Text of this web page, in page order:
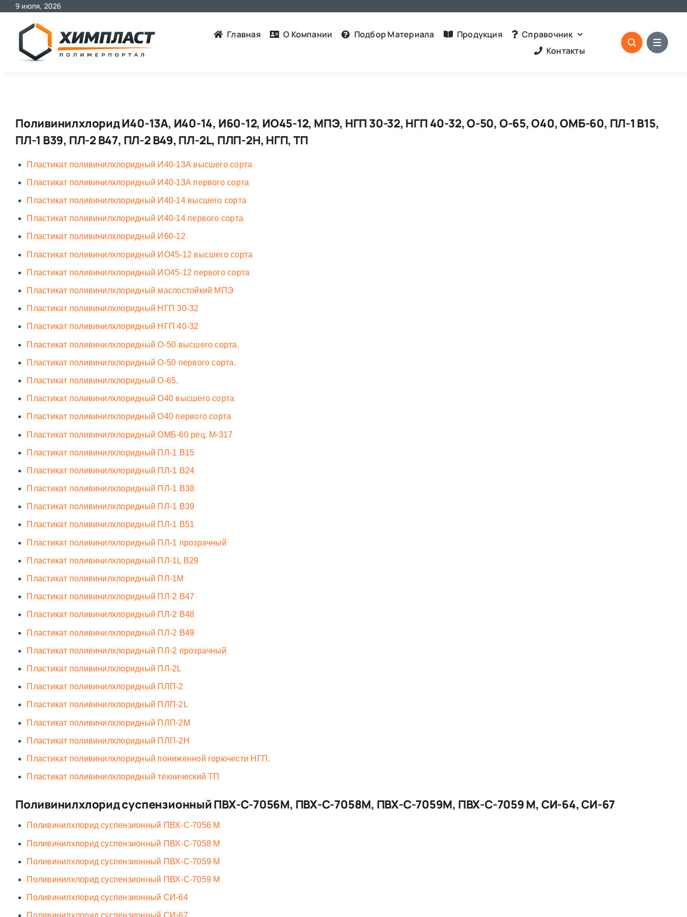
Skip
content
9 июля, 2026
Главная О Компании Подбор Материалa Продукция
Справочник
Контакты
Поливинилхлорид И40-13А, И40-14, И60-12, ИО45-12, МПЭ, НГП 30-32, НГП 40-32, О-50, О-65, О40, ОМБ-60, ПЛ-1 В15,
ПЛ-1 В39, ПЛ-2 В47, ПЛ-2 В49, ПЛ-2L, ПЛП-2Н, НГП, ТП
Пластикат поливинилхлоридный И40-13А высшего сорта
Пластикат поливинилхлоридный И40-13А первого сорта
Пластикат поливинилхлоридный И40-14 высшего сорта
Пластикат поливинилхлоридный И40-14 первого сорта
Пластикат поливинилхлоридный И60-12
Пластикат поливинилхлоридный ИО45-12 высшего сорта
Пластикат поливинилхлоридный ИО45-12 первого сорта
Пластикат поливинилхлоридный маслостойкий МПЭ
Пластикат поливинилхлоридный НГП 30-32
Пластикат поливинилхлоридный НГП 40-32
Пластикат поливинилхлоридный О-50 высшего сорта.
Пластикат поливинилхлоридный О-50 первого сорта.
Пластикат поливинилхлоридный О-65.
Пластикат поливинилхлоридный О40 высшего сорта
Пластикат поливинилхлоридный О40 первого сорта
Пластикат поливинилхлоридный ОМБ-60 рец. М-317
Пластикат поливинилхлоридный ПЛ-1 В15
Пластикат поливинилхлоридный ПЛ-1 В24
Пластикат поливинилхлоридный ПЛ-1 В38
Пластикат поливинилхлоридный ПЛ-1 В39
Пластикат поливинилхлоридный ПЛ-1 В51
Пластикат поливинилхлоридный ПЛ-1 прозрачный
Пластикат поливинилхлоридный ПЛ-1L В29
Пластикат поливинилхлоридный ПЛ-1М
Пластикат поливинилхлоридный ПЛ-2 В47
Пластикат поливинилхлоридный ПЛ-2 В48
Пластикат поливинилхлоридный ПЛ-2 В49
Пластикат поливинилхлоридный ПЛ-2 прозрачный
Пластикат поливинилхлоридный ПЛ-2L
Пластикат поливинилхлоридный ПЛП-2
Пластикат поливинилхлоридный ПЛП-2L
Пластикат поливинилхлоридный ПЛП-2М
Пластикат поливинилхлоридный ПЛП-2Н
Пластикат поливинилхлоридный пониженной горючести НГП.
Пластикат поливинилхлоридный технический ТП
Поливинилхлорид суспензионный ПВХ-С-7056М, ПВХ-С-7058М, ПВХ-С-7059М, ПВХ-С-7059 М, СИ-64, СИ-67
Поливинилхлорид суспензионный ПВХ-С-7056 М
Поливинилхлорид суспензионный ПВХ-С-7058 М
Поливинилхлорид суспензионный ПВХ-С-7059 М
Поливинилхлорид суспензионный ПВХ-С-7059 М
Поливинилхлорид суспензионный СИ-64